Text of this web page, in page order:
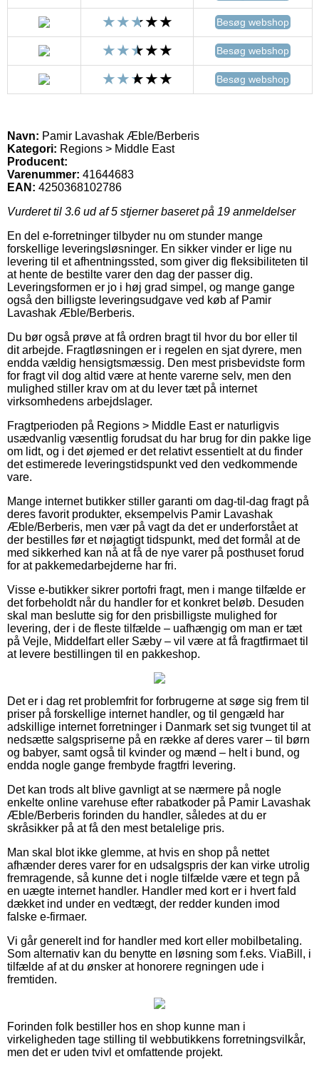
Besøg webshop
Besøg webshop
Besøg webshop
Navn: Pamir Lavashak Æble/Berberis
Kategori: Regions > Middle East
Producent:
Varenummer: 41644683
EAN: 4250368102786
Vurderet til 3.6 ud af 5 stjerner baseret på 19 anmeldelser
En del e-forretninger tilbyder nu om stunder mange
forskellige leveringsløsninger. En sikker vinder er lige nu
levering til et afhentningssted, som giver dig fleksibiliteten til
at hente de bestilte varer den dag der passer dig.
Leveringsformen er jo i høj grad simpel, og mange gange
også den billigste leveringsudgave ved køb af Pamir
Lavashak Æble/Berberis.
Du bør også prøve at få ordren bragt til hvor du bor eller til
dit arbejde. Fragtløsningen er i regelen en sjat dyrere, men
endda vældig hensigtsmæssig. Den mest prisbevidste form
for fragt vil dog altid være at hente varerne selv, men den
mulighed stiller krav om at du lever tæt på internet
virksomhedens arbejdslager.
Fragtperioden på Regions > Middle East er naturligvis
usædvanlig væsentlig forudsat du har brug for din pakke lige
om lidt, og i det øjemed er det relativt essentielt at du finder
det estimerede leveringstidspunkt ved den vedkommende
vare.
Mange internet butikker stiller garanti om dag-til-dag fragt på
deres favorit produkter, eksempelvis Pamir Lavashak
Æble/Berberis, men vær på vagt da det er underforstået at
der bestilles før et nøjagtigt tidspunkt, med det formål at de
med sikkerhed kan nå at få de nye varer på posthuset forud
for at pakkemedarbejderne har fri.
Visse e-butikker sikrer portofri fragt, men i mange tilfælde er
det forbeholdt når du handler for et konkret beløb. Desuden
skal man beslutte sig for den prisbilligste mulighed for
levering, der i de fleste tilfælde – uafhængig om man er tæt
på Vejle, Middelfart eller Sæby – vil være at få fragtfirmaet til
at levere bestillingen til en pakkeshop.
Det er i dag ret problemfrit for forbrugerne at søge sig frem til
priser på forskellige internet handler, og til gengæld har
adskillige internet forretninger i Danmark set sig tvunget til at
nedsætte salgspriserne på en række af deres varer – til børn
og babyer, samt også til kvinder og mænd – helt i bund, og
endda nogle gange frembyde fragtfri levering.
Det kan trods alt blive gavnligt at se nærmere på nogle
enkelte online varehuse efter rabatkoder på Pamir Lavashak
Æble/Berberis forinden du handler, således at du er
skråsikker på at få den mest betalelige pris.
Man skal blot ikke glemme, at hvis en shop på nettet
afhænder deres varer for en udsalgspris der kan virke utrolig
fremragende, så kunne det i nogle tilfælde være et tegn på
en uægte internet handler. Handler med kort er i hvert fald
dækket ind under en vedtægt, der redder kunden imod
falske e-firmaer.
Vi går generelt ind for handler med kort eller mobilbetaling.
Som alternativ kan du benytte en løsning som f.eks. ViaBill, i
tilfælde af at du ønsker at honorere regningen ude i
fremtiden.
Forinden folk bestiller hos en shop kunne man i
virkeligheden tage stilling til webbutikkens forretningsvilkår,
men det er uden tvivl et omfattende projekt.